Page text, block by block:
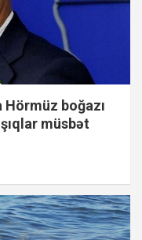
Hörmüz boğazı
müsbət